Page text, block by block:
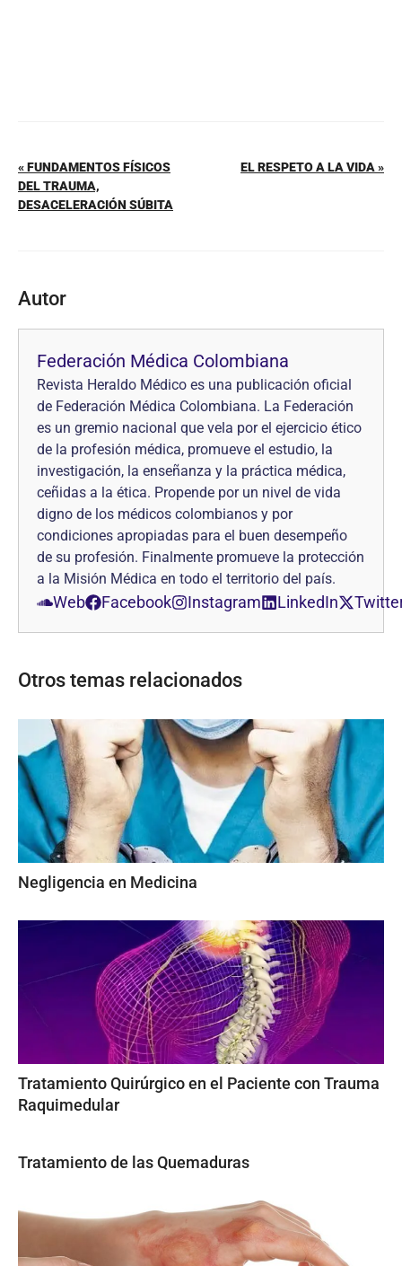
« FUNDAMENTOS FÍSICOS
DEL TRAUMA,
DESACELERACIÓN SÚBITA
EL RESPETO A LA VIDA »
Autor
Federación Médica Colombiana
Revista Heraldo Médico es una publicación oficial
de Federación Médica Colombiana. La Federación
es un gremio nacional que vela por el ejercicio ético
de la profesión médica, promueve el estudio, la
investigación, la enseñanza y la práctica médica,
ceñidas a la ética. Propende por un nivel de vida
digno de los médicos colombianos y por
condiciones apropiadas para el buen desempeño
de su profesión. Finalmente promueve la protección
a la Misión Médica en todo el territorio del país.
Web Facebook Instagram LinkedIn
Otros temas relacionados
Negligencia en Medicina
Tratamiento Quirúrgico en el Paciente con Trauma
Raquimedular
Tratamiento de las Quemaduras